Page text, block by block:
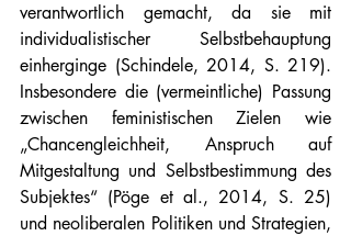
verantwortlich gemacht, da sie mit
individualistischer Selbstbehauptung
einherginge (Schindele, 2014, S. 219).
Insbesondere die (vermeintliche) Passung
zwischen feministischen Zielen wie
„Chancengleichheit, Anspruch auf
Mitgestaltung und Selbstbestimmung des
Subjektes“ (Pöge et al., 2014, S. 25)
und neoliberalen Politiken und Strategien,